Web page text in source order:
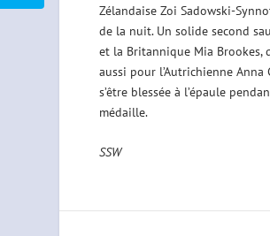
Zélandaise Zoi Sadowski-
de la nuit. Un solide second
et la Britannique Mia Brookes,
aussi pour l’Autrichienne
s’être blessée à l’épaule
médaille.
SSW